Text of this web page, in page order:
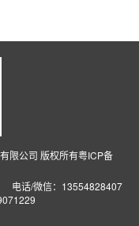
限公司 版权所有粤ICP备
电话/微信：13554828407